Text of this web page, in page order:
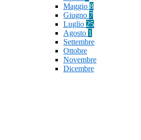
Maggio 8
Giugno 7
Luglio 25
Agosto 1
Settembre
Ottobre
Novembre
Dicembre